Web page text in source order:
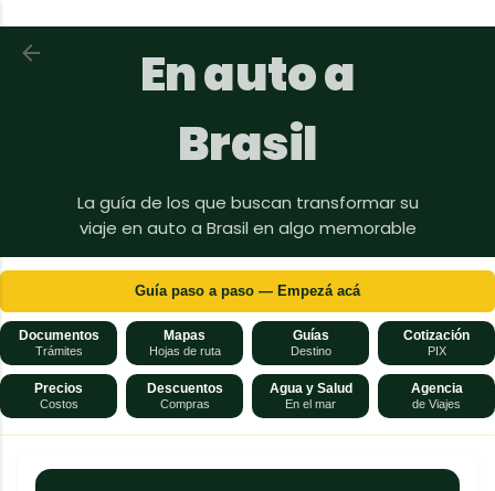
Ir al contenido principal
En auto a
Brasil
La guía de los que buscan transformar su
viaje en auto a Brasil en algo memorable
Guía paso a paso — Empezá acá
Documentos
Trámites
Mapas
Hojas de ruta
Guías
Destino
Cotización
PIX
Precios
Costos
Descuentos
Compras
Agua y Salud
En el mar
Agencia
de Viajes